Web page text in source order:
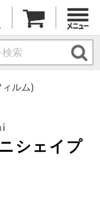
ルム)
シェイプ